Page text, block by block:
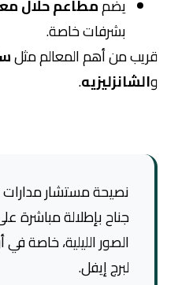
يضممطاعم حلال
بشرفات خاصة.
قريب من أهم المعالم مثل
والشانزليزيه.
نصيحة مستشار مدارات
جناح بإطلالة مباشرة
الصور الليلية، خاصة
لبرج إيفل.